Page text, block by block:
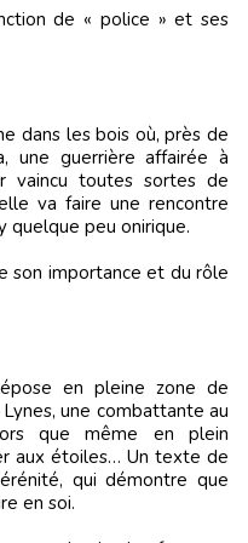
de « police » et ses
dans les bois où, près de
une guerrière affairée à
vaincu toutes sortes de
va faire une rencontre
quelque peu onirique.
importance et du rôle
en pleine zone de
une combattante au
que même en plein
aux étoiles… Un texte de
qui démontre que
en soi.